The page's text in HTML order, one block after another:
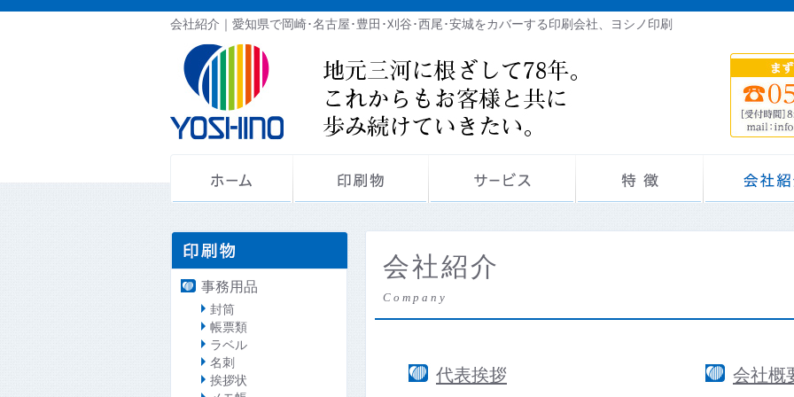
会社紹介｜愛知県で岡崎･名古屋･豊田･刈谷･西尾･安城をカバーする印刷会社、ヨシノ印刷
事務用品
封筒
帳票類
ラベル
名刺
挨拶状
会社紹介
Company
代表挨拶 会社概